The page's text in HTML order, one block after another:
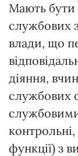
Мають бути
службових
влади, що
діяння,
службових
функції) з